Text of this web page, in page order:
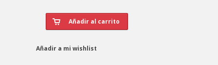
Añadir a mi wishlist